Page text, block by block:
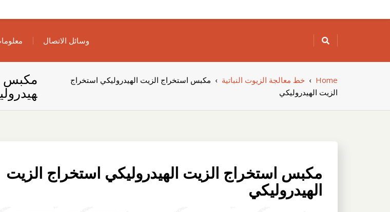
to
وسائل الاتصال
مكبس Home
› خط معالجة الزيوت النباتية › مكبس استخراج الزيت الهيدروليكي استخراج
الزيت الهيدروليكي
مكبس استخراج الزيت الهيدروليكي استخراج الزيت
الهيدروليكي